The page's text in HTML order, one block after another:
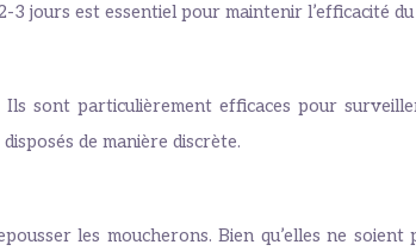
jours est essentiel pour maintenir l’efficacité du
sont particulièrement efficaces pour
de manière discrète.
les moucherons. Bien qu’elles ne soient